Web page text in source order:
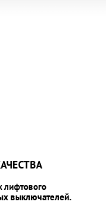
лифтового
выключателей.